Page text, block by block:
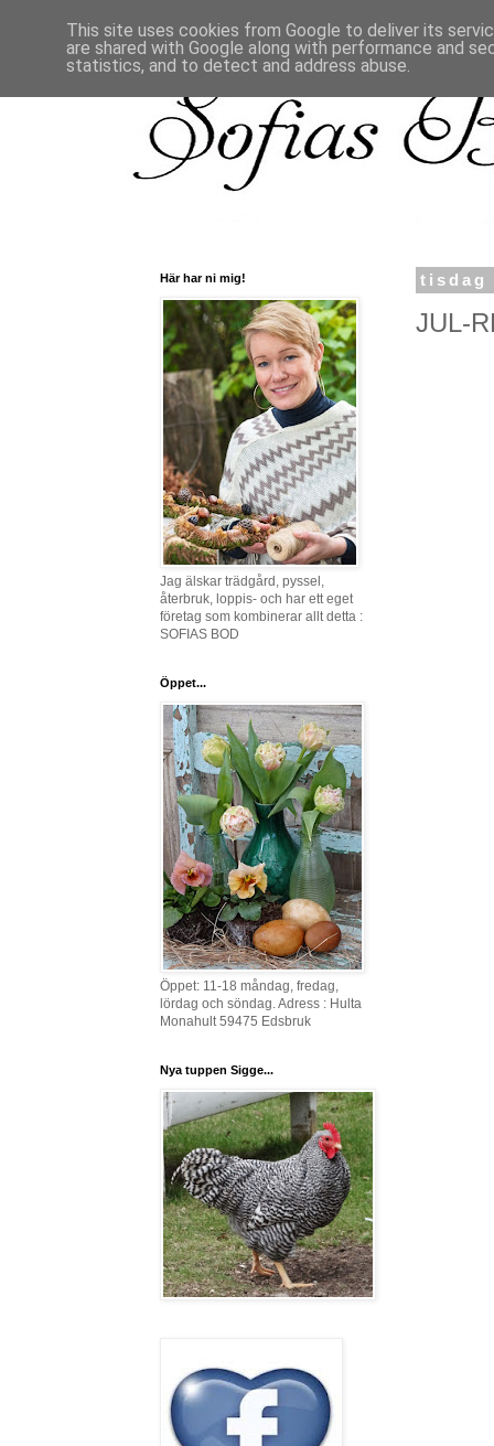
tisdag
JUL-
Här har ni mig!
Jag älskar trädgård, pyssel,
återbruk, loppis- och har ett eget
företag som kombinerar allt detta :
SOFIAS BOD
Öppet...
Öppet: 11-18 måndag, fredag,
lördag och söndag. Adress : Hulta
Monahult 59475 Edsbruk
Nya tuppen Sigge...
This site uses cookies from Google to deliver its
are shared with Google along with performance and
statistics, and to detect and address abuse.